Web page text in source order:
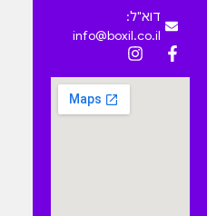
דוא"ל:
info@boxil.co.il